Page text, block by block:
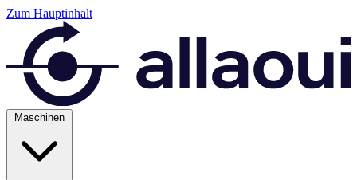
Zum Hauptinhalt
Maschinen